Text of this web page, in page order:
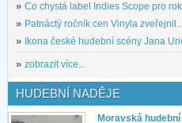
» Co chystá label Indies Scope pro
» Patnáctý ročník cen Vinyla
»
Ikona české hudební scény Jana
» zobrazit více...
HUDEBNÍ NADĚJE
Moravská